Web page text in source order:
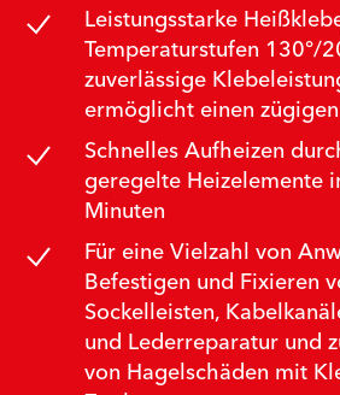
Leistungsstarke
Temperaturstufen 130°/
zuverlässige
ermöglicht einen
Schnelles Aufheizen
geregelte Heizelemente
Minuten
Für eine Vielzahl von
Befestigen und Fixieren
Sockelleisten,
und Lederreparatur und
von Hagelschäden mit